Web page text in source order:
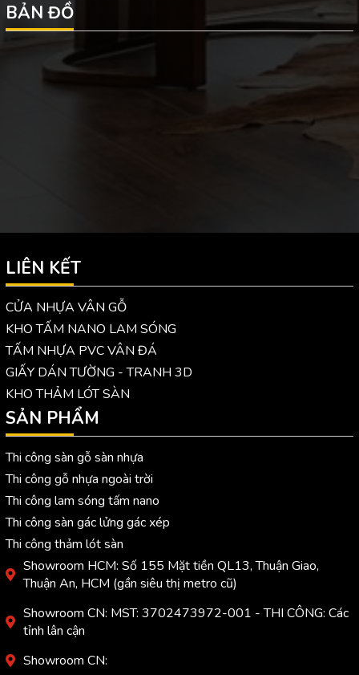
BẢN ĐỒ
LIÊN KẾT
CỬA NHỰA VÂN GỖ
KHO TẤM NANO LAM SÓNG
TẤM NHỰA PVC VÂN ĐÁ
GIẤY DÁN TƯỜNG - TRANH 3D
KHO THẢM LÓT SÀN
SẢN PHẨM
Thi công sàn gỗ sàn nhựa
Thi công gỗ nhựa ngoài trời
Thi công lam sóng tấm nano
Thi công sàn gác lửng gác xép
Thi công thảm lót sàn
Showroom HCM: Số 155 Mặt tiền QL13, Thuận Giao,
Thuận An, HCM (gần siêu thị metro cũ)
Showroom CN: MST: 3702473972-001 - THI CÔNG: Các
tỉnh lân cận
Showroom CN: